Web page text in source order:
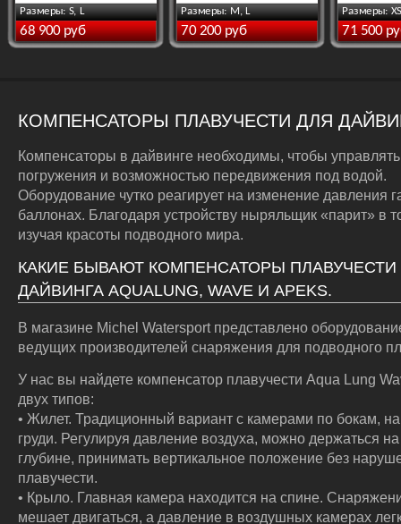
Размеры: S, L
68 900 руб
Размеры: M, L
70 200 руб
Размеры:
71 500
КОМПЕНСАТОРЫ ПЛАВУЧЕСТИ ДЛЯ
Компенсаторы в дайвинге необходимы, чтобы
погружения и возможностью передвижения под водой.
Оборудование чутко реагирует на изменение давления
баллонах. Благодаря устройству ныряльщик «парит» в
изучая красоты подводного мира.
КАКИЕ БЫВАЮТ КОМПЕНСАТОРЫ ПЛАВУЧЕСТИ
ДАЙВИНГА AQUALUNG, WAVE И APEKS.
В магазине Michel Watersport представлено
ведущих производителей снаряжения для подводного
У нас вы найдете компенсатор плавучести Aqua Lung
двух типов:
• Жилет. Традиционный вариант с камерами по бокам,
груди. Регулируя давление воздуха, можно держаться
глубине, принимать вертикальное положение без
плавучести.
• Крыло. Главная камера находится на спине.
мешает двигаться, а давление в воздушных камерах